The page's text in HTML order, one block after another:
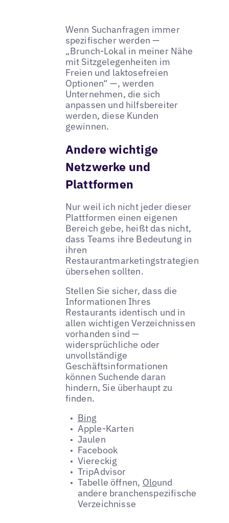
Wenn Suchanfragen immer
spezifischer werden —
„Brunch-Lokal in meiner Nähe
mit Sitzgelegenheiten im
Freien und laktosefreien
Optionen“ —, werden
Unternehmen, die sich
anpassen und hilfsbereiter
werden, diese Kunden
gewinnen.
Andere wichtige
Netzwerke und
Plattformen
Nur weil ich nicht jeder dieser
Plattformen einen eigenen
Bereich gebe, heißt das nicht,
dass Teams ihre Bedeutung in
ihren
Restaurantmarketingstrategien
übersehen sollten.
Stellen Sie sicher, dass die
Informationen Ihres
Restaurants identisch und in
allen wichtigen Verzeichnissen
vorhanden sind —
widersprüchliche oder
unvollständige
Geschäftsinformationen
können Suchende daran
hindern, Sie überhaupt zu
finden.
Bing
Apple-Karten
Jaulen
Facebook
Viereckig
TripAdvisor
Tabelle öffnen, Olound
andere branchenspezifische
Verzeichnisse